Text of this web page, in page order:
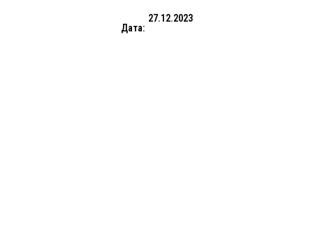
Дата:
27.12.2023